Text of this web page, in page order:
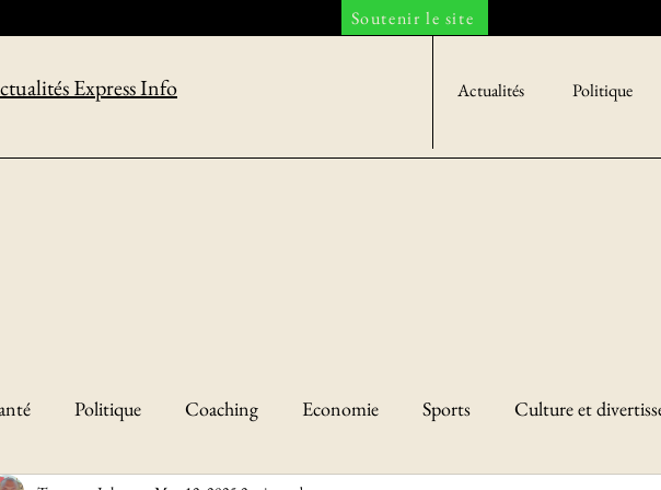
Soutenir le site
Express Info Actualités Politique
Politique Coaching Economie Sports Culture et